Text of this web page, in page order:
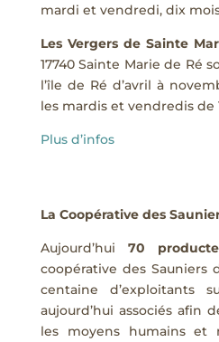
mardi et vendredi, dix
Les Vergers de Sainte
17740 Sainte Marie de Ré
l’île de Ré d’avril à
les mardis et vendredis de
Plus d’infos
La Coopérative des
Aujourd’hui 70
coopérative des Sauniers
centaine d’exploitants
aujourd’hui associés afin
les moyens humains et